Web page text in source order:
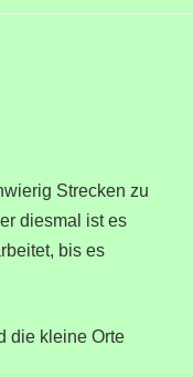
Strecken zu
diesmal ist es
bis es
die kleine Orte